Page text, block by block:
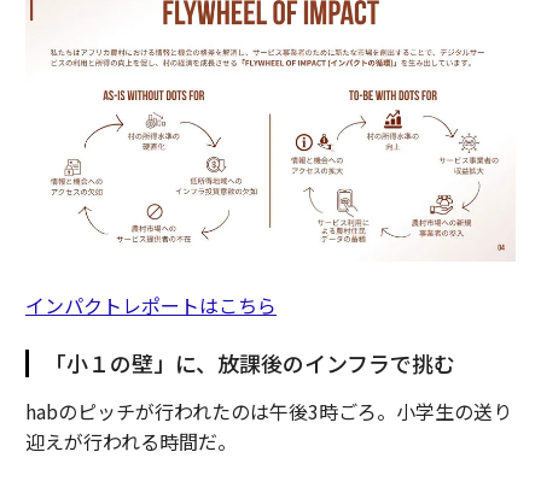
インパクトレポートはこちら
「小１の壁」に、放課後のインフラで挑む
habのピッチが行われたのは午後3時ごろ。小学生の送り
迎えが行われる時間だ。